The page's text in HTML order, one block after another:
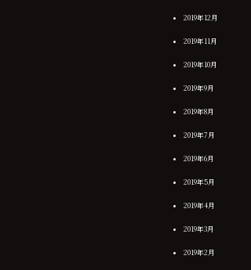
2019年12月
2019年11月
2019年10月
2019年9月
2019年8月
2019年7月
2019年6月
2019年5月
2019年4月
2019年3月
2019年2月